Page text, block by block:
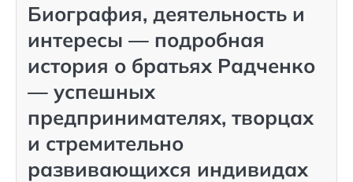
Биография, деятельность и
интересы — подробная
история о братьях Радченко
— успешных
предпринимателях, творцах
и стремительно
развивающихся индивидах